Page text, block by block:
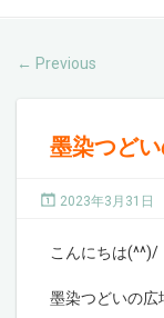
← Previous
墨染つど
2023年3月31日
こんにちは(^^)/
墨染つどいの広